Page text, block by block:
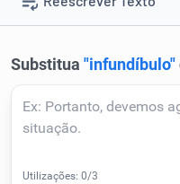
Corrigir Texto